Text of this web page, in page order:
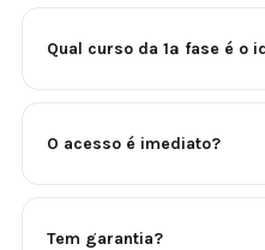
Qual curso da 1ª fase é o
O acesso é imediato?
Tem garantia?